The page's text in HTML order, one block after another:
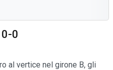
0
al vertice nel girone B, gli